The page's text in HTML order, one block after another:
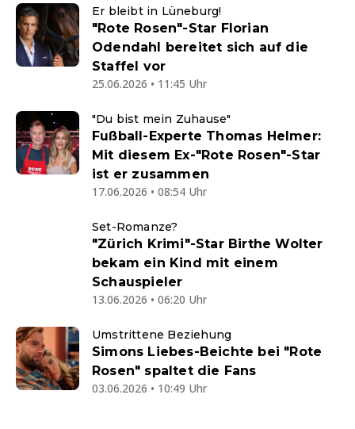
Er bleibt in Lüneburg!
"Rote Rosen"-Star Florian
Odendahl bereitet sich auf die
Staffel vor
25.06.2026 • 11:45 Uhr
"Du bist mein Zuhause"
Fußball-Experte Thomas Helmer:
Mit diesem Ex-"Rote Rosen"-Star
ist er zusammen
17.06.2026 • 08:54 Uhr
Set-Romanze?
"Zürich Krimi"-Star Birthe Wolter
bekam ein Kind mit einem
Schauspieler
13.06.2026 • 06:20 Uhr
Umstrittene Beziehung
Simons Liebes-Beichte bei "Rote
Rosen" spaltet die Fans
03.06.2026 • 10:49 Uhr